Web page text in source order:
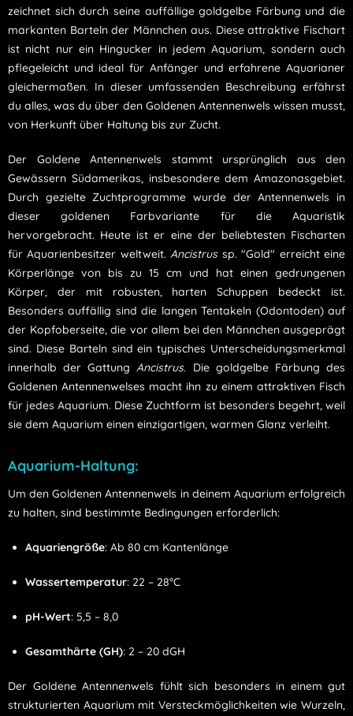
zeichnet sich durch seine auffällige goldgelbe Färbung und die
markanten Barteln der Männchen aus. Diese attraktive Fischart
ist nicht nur ein Hingucker in jedem Aquarium, sondern auch
pflegeleicht und ideal für Anfänger und erfahrene Aquarianer
gleichermaßen. In dieser umfassenden Beschreibung erfährst
du alles, was du über den Goldenen Antennenwels wissen musst,
von Herkunft über Haltung bis zur Zucht.
Der Goldene Antennenwels stammt ursprünglich aus den
Gewässern Südamerikas, insbesondere dem Amazonasgebiet.
Durch gezielte Zuchtprogramme wurde der Antennenwels in
dieser goldenen Farbvariante für die Aquaristik
hervorgebracht. Heute ist er eine der beliebtesten Fischarten
für Aquarienbesitzer weltweit.Ancistrussp. "Gold" erreicht eine
Körperlänge von bis zu 15 cm und hat einen gedrungenen
Körper, der mit robusten, harten Schuppen bedeckt ist.
Besonders auffällig sind die langen Tentakeln (Odontoden) auf
der Kopfoberseite, die vor allem bei den Männchen ausgeprägt
sind. Diese Barteln sind ein typisches Unterscheidungsmerkmal
innerhalb der GattungAncistrus. Die goldgelbe Färbung des
Goldenen Antennenwelses macht ihn zu einem attraktiven Fisch
für jedes Aquarium. Diese Zuchtform ist besonders begehrt, weil
sie dem Aquarium einen einzigartigen, warmen Glanz verleiht.
Aquarium-Haltung:
Um den Goldenen Antennenwels in deinem Aquarium erfolgreich
zu halten, sind bestimmte Bedingungen erforderlich:
Aquariengröße: Ab 80 cm Kantenlänge
Wassertemperatur: 22 – 28°C
pH-Wert: 5,5 – 8,0
Gesamthärte (GH): 2 – 20 dGH
Der Goldene Antennenwels fühlt sich besonders in einem gut
strukturierten Aquarium mit Versteckmöglichkeiten wie Wurzeln,